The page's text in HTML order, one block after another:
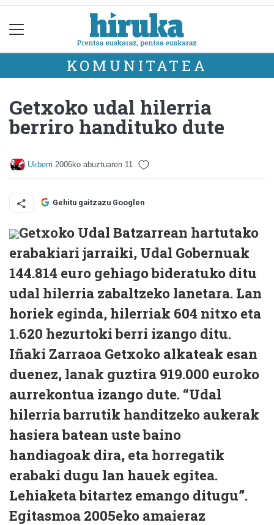
KOMUNITATEA
Getxoko udal hilerria
berriro handituko dute
Ukberri 2006ko abuztuaren 11
Gehitu gaitzazu Googlen
Getxoko Udal Batzarrean hartutako
erabakiari jarraiki, Udal Gobernuak
144.814 euro gehiago bideratuko ditu
udal hilerria zabaltzeko lanetara. Lan
horiek eginda, hilerriak 604 nitxo eta
1.620 hezurtoki berri izango ditu.
Iñaki Zarraoa Getxoko alkateak esan
duenez, lanak guztira 919.000 euroko
aurrekontua izango dute. “Udal
hilerria barrutik handitzeko aukerak
hasiera batean uste baino
handiagoak dira, eta horregatik
erabaki dugu lan hauek egitea.
Lehiaketa bitartez emango ditugu”.
Egitasmoa 2005eko amaieraz